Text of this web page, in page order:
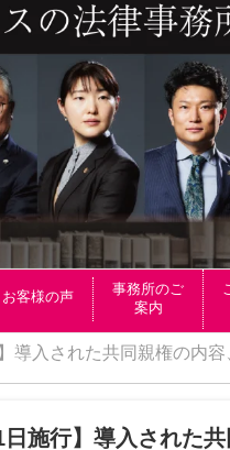
お客様の声
事務所のご
案内
導入された共同親権の内
日施行】導入された